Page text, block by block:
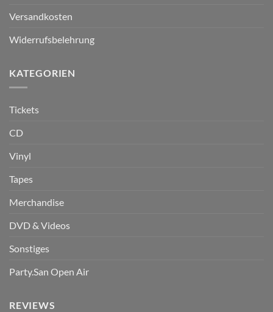
Versandkosten
Widerrufsbelehrung
KATEGORIEN
Tickets
CD
Vinyl
Tapes
Merchandise
DVD & Videos
Sonstiges
Party.San Open Air
REVIEWS